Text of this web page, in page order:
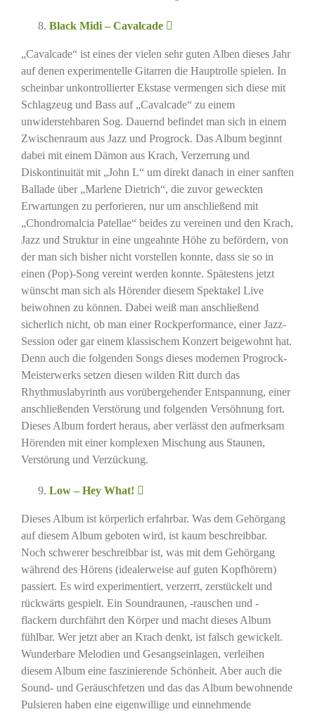
Black Midi – Cavalcade
„Cavalcade“ ist eines der vielen sehr guten Alben dieses Jahr
auf denen experimentelle Gitarren die Hauptrolle spielen. In
scheinbar unkontrollierter Ekstase vermengen sich diese mit
Schlagzeug und Bass auf „Cavalcade“ zu einem
unwiderstehbaren Sog. Dauernd befindet man sich in einem
Zwischenraum aus Jazz und Progrock. Das Album beginnt
dabei mit einem Dämon aus Krach, Verzerrung und
Diskontinuität mit „John L“ um direkt danach in einer sanften
Ballade über „Marlene Dietrich“, die zuvor geweckten
Erwartungen zu perforieren, nur um anschließend mit
„Chondromalcia Patellae“ beides zu vereinen und den Krach,
Jazz und Struktur in eine ungeahnte Höhe zu befördern, von
der man sich bisher nicht vorstellen konnte, dass sie so in
einen (Pop)-Song vereint werden konnte. Spätestens jetzt
wünscht man sich als Hörender diesem Spektakel Live
beiwohnen zu können. Dabei weiß man anschließend
sicherlich nicht, ob man einer Rockperformance, einer Jazz-
Session oder gar einem klassischem Konzert beigewohnt hat.
Denn auch die folgenden Songs dieses modernen Progrock-
Meisterwerks setzen diesen wilden Ritt durch das
Rhythmuslabyrinth aus vorübergehender Entspannung, einer
anschließenden Verstörung und folgenden Versöhnung fort.
Dieses Album fordert heraus, aber verlässt den aufmerksam
Hörenden mit einer komplexen Mischung aus Staunen,
Verstörung und Verzückung.
Low – Hey What!
Dieses Album ist körperlich erfahrbar. Was dem Gehörgang
auf diesem Album geboten wird, ist kaum beschreibbar.
Noch schwerer beschreibbar ist, was mit dem Gehörgang
während des Hörens (idealerweise auf guten Kopfhörern)
passiert. Es wird experimentiert, verzerrt, zerstückelt und
rückwärts gespielt. Ein Soundraunen, -rauschen und -
flackern durchfährt den Körper und macht dieses Album
fühlbar. Wer jetzt aber an Krach denkt, ist falsch gewickelt.
Wunderbare Melodien und Gesangseinlagen, verleihen
diesem Album eine faszinierende Schönheit. Aber auch die
Sound- und Geräuschfetzen und das das Album bewohnende
Pulsieren haben eine eigenwillige und einnehmende